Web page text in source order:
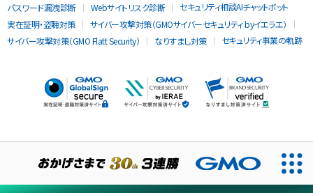
パスワード漏洩診断
Webサイトリスク診断
セキュリティ相談AIチャットボット
実在証明・盗聴対策
サイバー攻撃対策（GMOサイバーセキュリティ byイエラエ）
サイバー攻撃対策（GMO Flatt Security）
なりすまし対策 セキュリティ事業の軌跡
当ウェブサイトでは、サービスの提供および品質向上とトラフィッ